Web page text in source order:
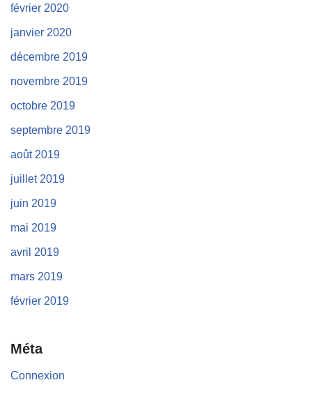
février 2020
janvier 2020
décembre 2019
novembre 2019
octobre 2019
septembre 2019
août 2019
juillet 2019
juin 2019
mai 2019
avril 2019
mars 2019
février 2019
Méta
Connexion